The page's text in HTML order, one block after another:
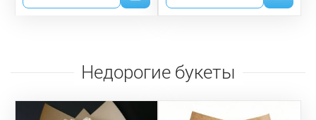
Недорогие букеты